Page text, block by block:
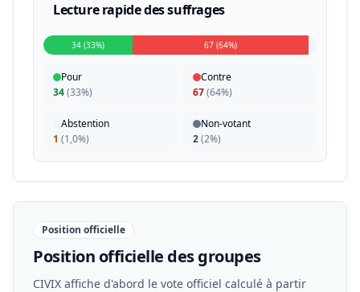
Lecture rapide des suffrages
34 (33%) 67 (64%)
Pour
34(33%)
Contre
67(64%)
Abstention
1 (1,0%)
Non-votant
2(2%)
Position officielle
Position officielle des groupes
CIVIX affiche d'abord le vote officiel calculé à partir